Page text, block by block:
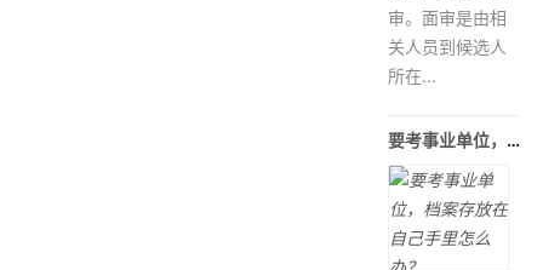
审。面审是由相
关人员到候选人
所在...
要考事业单位，档案存放在自己手里怎